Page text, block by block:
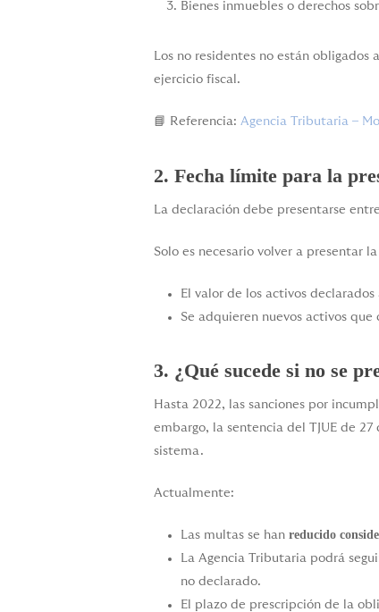
Bienes inmuebles o derechos
Los no residentes no están obligados
ejercicio fiscal.
📘 Referencia: Agencia Tributaria –
2. Fecha límite para la
La declaración debe presentarse
Solo es necesario volver a presentar
El valor de los activos
Se adquieren nuevos activos
3. ¿Qué sucede si no se
Hasta 2022, las sanciones por
embargo, la sentencia del TJUE de
sistema.
Actualmente:
Las multas se han reducido
La Agencia Tributaria podrá
no declarado.
El plazo de prescripción de la